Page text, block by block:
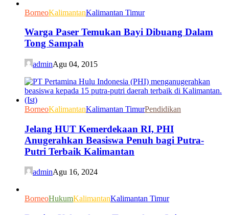
BorneoKalimantanKalimantan Timur
Warga Paser Temukan Bayi Dibuang Dalam
Tong Sampah
adminAgu 04, 2015
BorneoKalimantanKalimantan TimurPendidikan
Jelang HUT Kemerdekaan RI, PHI
Anugerahkan Beasiswa Penuh bagi Putra-
Putri Terbaik Kalimantan
adminAgu 16, 2024
BorneoHukumKalimantanKalimantan Timur